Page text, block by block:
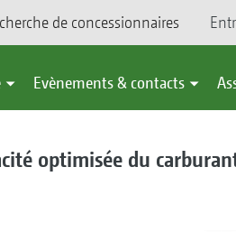
de concessionnaires
Evènements & contacts
optimisée du